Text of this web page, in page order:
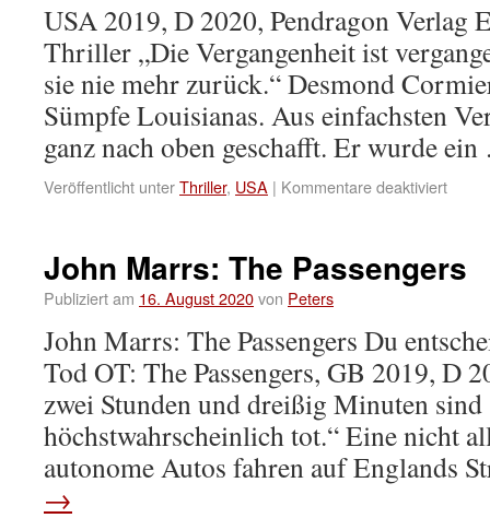
USA 2019, D 2020, Pendragon Verlag
Thriller „Die Vergangenheit ist
sie nie mehr zurück.“ Desmond
Sümpfe Louisianas. Aus einfachsten
ganz nach oben geschafft. Er wurde
Veröffentlicht unterThriller, USA | Kommentare deaktiviert
John Marrs: The Passengers
Publiziert am 16. August 2020von Peters
John Marrs: The Passengers Du
Tod OT: The Passengers, GB 2019, D
zwei Stunden und dreißig Minuten sind
höchstwahrscheinlich tot.“ Eine nicht
autonome Autos fahren auf Englands
→